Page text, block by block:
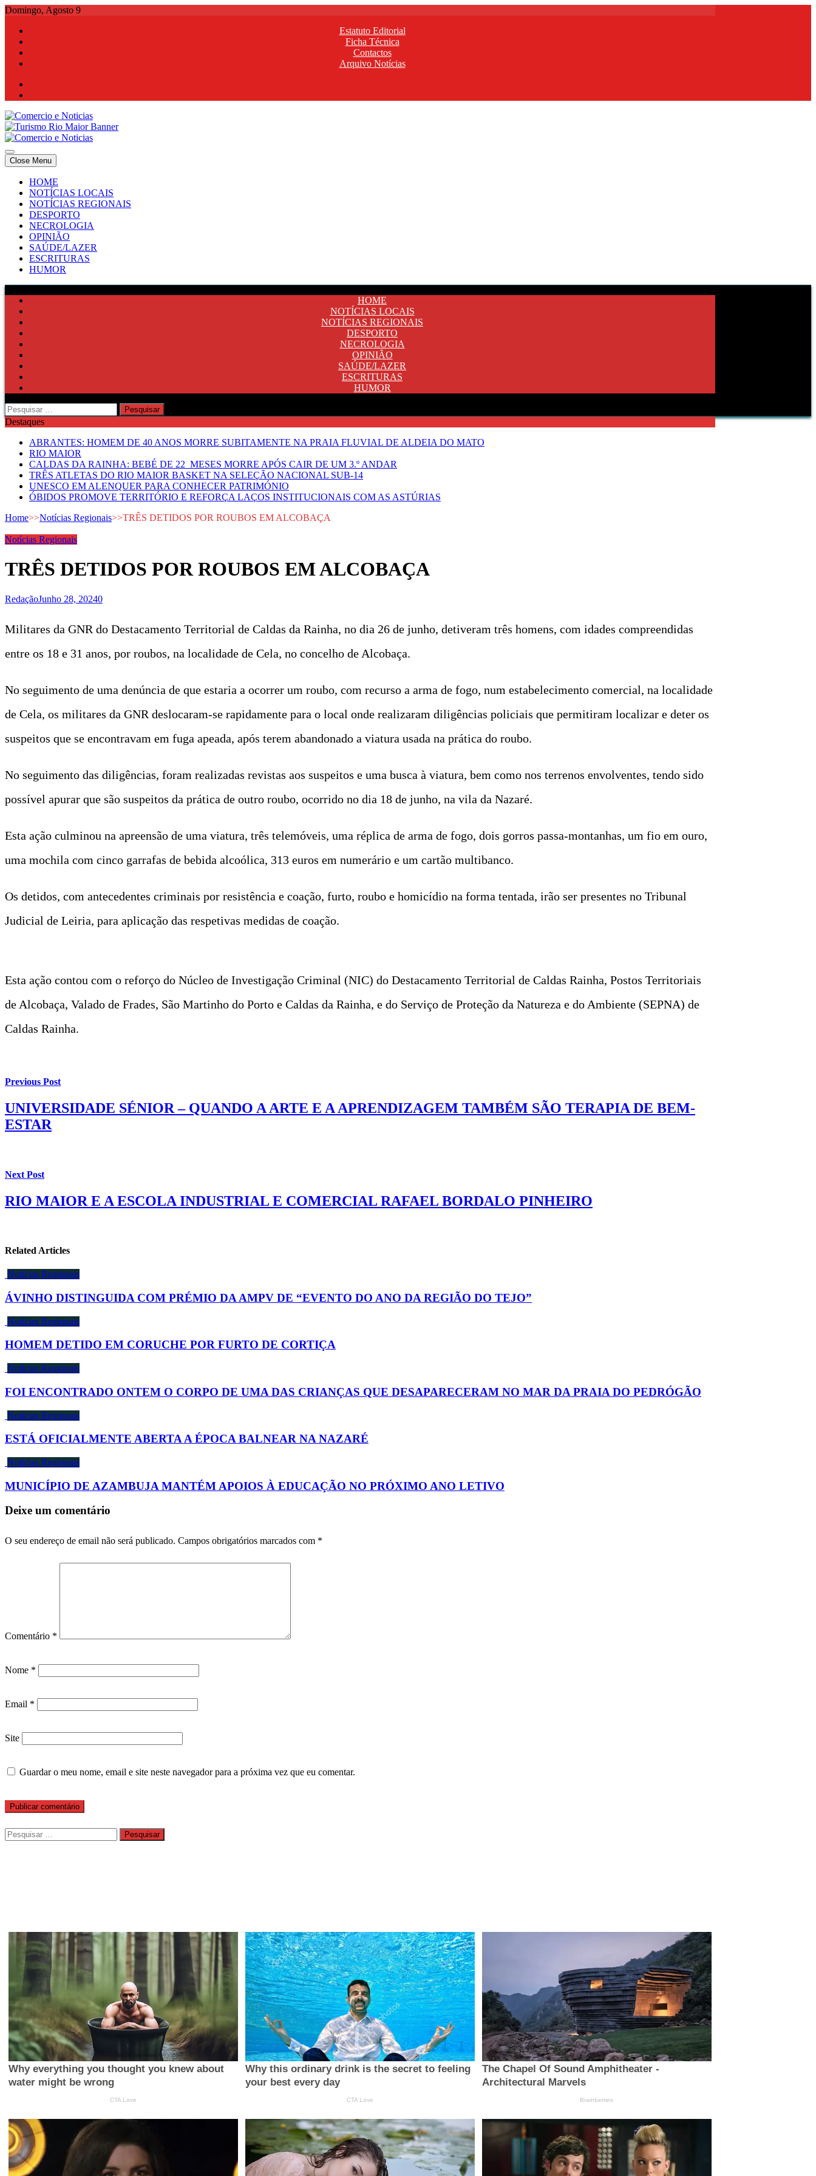
Skip
content
Domingo, Agosto 9
Estatuto Editorial
Ficha Técnica
Contactos
Arquivo Notícias
Comercio e Noticias
Notícias e Publicidade Online
Comercio e Noticias
Notícias e Publicidade Online
Close Menu
HOME
NOTÍCIAS LOCAIS
NOTÍCIAS REGIONAIS
DESPORTO
NECROLOGIA
OPINIÃO
SAÚDE/LAZER
ESCRITURAS
HUMOR
HOME
NOTÍCIAS LOCAIS
NOTÍCIAS REGIONAIS
DESPORTO
NECROLOGIA
OPINIÃO
SAÚDE/LAZER
ESCRITURAS
HUMOR
Pesquisar
por:
Destaques
ABRANTES: HOMEM DE 40 ANOS MORRE SUBITAMENTE NA PRAIA FLUVIAL DE ALDEIA DO MATO
RIO MAIOR
CALDAS DA RAINHA: BEBÉ DE 22 MESES MORRE APÓS CAIR DE UM 3.º ANDAR
TRÊS ATLETAS DO RIO MAIOR BASKET NA SELEÇÃO NACIONAL SUB-14
UNESCO EM ALENQUER PARA CONHECER PATRIMÓNIO
ÓBIDOS PROMOVE TERRITÓRIO E REFORÇA LAÇOS INSTITUCIONAIS COM AS ASTÚRIAS
Home>>Notícias Regionais>>TRÊS DETIDOS POR ROUBOS EM ALCOBAÇA
Notícias Regionais
TRÊS DETIDOS POR ROUBOS EM ALCOBAÇA
RedaçãoJunho 28, 20240
Militares da GNR do Destacamento Territorial de Caldas da Rainha, no dia 26 de junho, detiveram três homens, com idades compreendidas
entre os 18 e 31 anos, por roubos, na localidade de Cela, no concelho de Alcobaça.
No seguimento de uma denúncia de que estaria a ocorrer um roubo, com recurso a arma de fogo, num estabelecimento comercial, na localidade
de Cela, os militares da GNR deslocaram-se rapidamente para o local onde realizaram diligências policiais que permitiram localizar e deter os
suspeitos que se encontravam em fuga apeada, após terem abandonado a viatura usada na prática do roubo.
No seguimento das diligências, foram realizadas revistas aos suspeitos e uma busca à viatura, bem como nos terrenos envolventes, tendo sido
possível apurar que são suspeitos da prática de outro roubo, ocorrido no dia 18 de junho, na vila da Nazaré.
Esta ação culminou na apreensão de uma viatura, três telemóveis, uma réplica de arma de fogo, dois gorros passa-montanhas, um fio em ouro,
uma mochila com cinco garrafas de bebida alcoólica, 313 euros em numerário e um cartão multibanco.
Os detidos, com antecedentes criminais por resistência e coação, furto, roubo e homicídio na forma tentada, irão ser presentes no Tribunal
Judicial de Leiria, para aplicação das respetivas medidas de coação.
Esta ação contou com o reforço do Núcleo de Investigação Criminal (NIC) do Destacamento Territorial de Caldas Rainha, Postos Territoriais
de Alcobaça, Valado de Frades, São Martinho do Porto e Caldas da Rainha, e do Serviço de Proteção da Natureza e do Ambiente (SEPNA) de
Caldas Rainha.
Previous Post
UNIVERSIDADE SÉNIOR – QUANDO A ARTE E A APRENDIZAGEM TAMBÉM SÃO TERAPIA DE BEM-
ESTAR
Next Post
RIO MAIOR E A ESCOLA INDUSTRIAL E COMERCIAL RAFAEL BORDALO PINHEIRO
Related Articles
Notícias Regionais
ÁVINHO DISTINGUIDA COM PRÉMIO DA AMPV DE “EVENTO DO ANO DA REGIÃO DO TEJO”
Notícias Regionais
HOMEM DETIDO EM CORUCHE POR FURTO DE CORTIÇA
Notícias Regionais
FOI ENCONTRADO ONTEM O CORPO DE UMA DAS CRIANÇAS QUE DESAPARECERAM NO MAR DA PRAIA DO PEDRÓGÃO
Notícias Regionais
ESTÁ OFICIALMENTE ABERTA A ÉPOCA BALNEAR NA NAZARÉ
Notícias Regionais
MUNICÍPIO DE AZAMBUJA MANTÉM APOIOS À EDUCAÇÃO NO PRÓXIMO ANO LETIVO
Deixe um comentário
O seu endereço de email não será publicado. Campos obrigatórios marcados com *
Comentário *
Nome *
Email *
Site
Guardar o meu nome, email e site neste navegador para a próxima vez que eu comentar.
Pesquisar
por: